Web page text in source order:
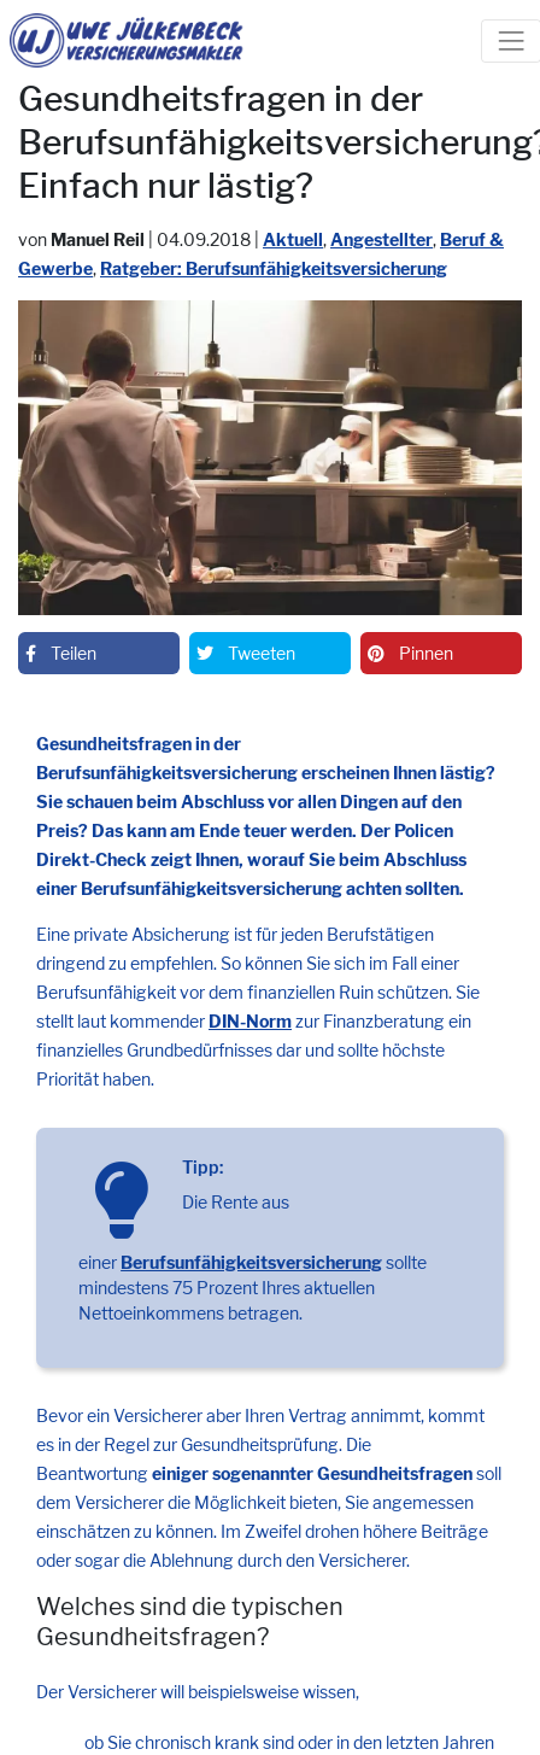
Gesundheitsfragen in der
Einfach nur lästig?
von Manuel Reil 04.09.2018 Aktuell,Angestellter, Beruf &
Gewerbe, Ratgeber: Berufsunfähigkeitsversicherung
Teilen Tweeten Pinnen
Gesundheitsfragen in der
Berufsunfähigkeitsversicherung erscheinen Ihnen lästig?
Sie schauen beim Abschluss vor allen Dingen auf den
Preis? Das kann am Ende teuer werden. Der Policen
Direkt-Check zeigt Ihnen, worauf Sie beim Abschluss
einer Berufsunfähigkeitsversicherung achten sollten.
Eine private Absicherung ist für jeden Berufstätigen
dringend zu empfehlen. So können Sie sich im Fall einer
Berufsunfähigkeit vor dem finanziellen Ruin schützen. Sie
stellt laut kommender DIN-Normzur Finanzberatung ein
finanzielles Grundbedürfnisses dar und sollte höchste
Priorität haben.
Tipp:
Die Rente aus
einer Berufsunfähigkeitsversicherungsollte
mindestens 75 Prozent Ihres aktuellen
Nettoeinkommens betragen.
Bevor ein Versicherer aber Ihren Vertrag annimmt, kommt
es in der Regel zur Gesundheitsprüfung. Die
Beantwortung einiger sogenannter Gesundheitsfragensoll
dem Versicherer die Möglichkeit bieten, Sie angemessen
einschätzen zu können. Im Zweifel drohen höhere Beiträge
oder sogar die Ablehnung durch den Versicherer.
Welches sind die typischen
Gesundheitsfragen?
Der Versicherer will beispielsweise wissen,
ob Sie chronisch krank sind oder in den letzten Jahren